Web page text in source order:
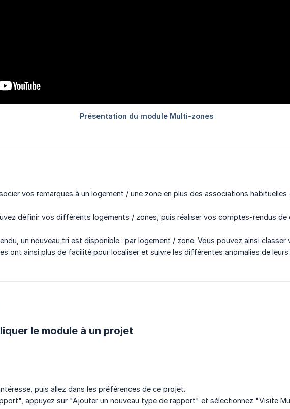
vos remarques à un logement / une zone en plus des associations
définir vos différents logements / zones, puis réaliser vos comptes-rendus de
un nouveau tri est disponible : par logement / zone. Vous pouvez ainsi classer
ont ainsi plus de facilité pour localiser et suivre les différentes anomalies de leurs
le module à un projet
puis allez dans les préférences de ce projet.
appuyez sur "Ajouter un nouveau type de rapport" et sélectionnez "Visite